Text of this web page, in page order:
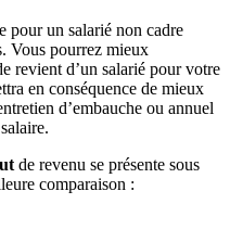
pour un salarié non cadre
Vous pourrez mieux
revient d’un salarié pour votre
en conséquence de mieux
d’embauche ou annuel
de revenu se présente sous
comparaison :